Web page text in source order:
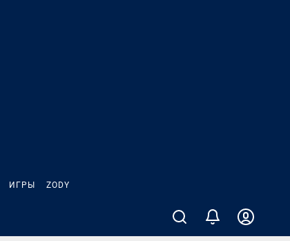
ИГРЫ ZODY